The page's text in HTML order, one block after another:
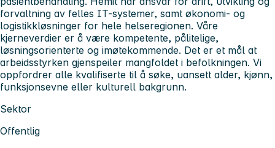
forvaltning av felles IT-systemer, samt økonomi- og
logistikkløsninger for hele helseregionen. Våre
kjerneverdier er å være kompetente, pålitelige,
løsningsorienterte og imøtekommende. Det er et mål at
arbeidsstyrken gjenspeiler mangfoldet i befolkningen. Vi
oppfordrer alle kvalifiserte til å søke, uansett alder, kjønn,
funksjonsevne eller kulturell bakgrunn.
Sektor
Offentlig